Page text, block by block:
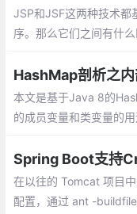
JSP和JSF这两种技术都
序。那么它们之间有什
所帮助。
HashMap剖析之
本文是基于Java 8的
的成员变量和类变量的
我们更深入了解
Spring Boot支持
在以往的 Tomcat 项目
配置，通过 ant -